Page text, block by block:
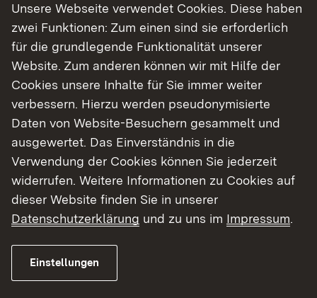
wir den Ausbau der erneuerbaren Energien
vorantreiben. Wie im Klimaschutz- und
Klimawandelanpassungsgesetz Baden-
Württemberg verankert, ist es unser Ziel, den
Treibhausgasausstoß im Vergleich zu den
Gesamtemissionen 1990 bis 2030 um mindestens
65 Prozent zu mindern und bis 2040
Klimaneutralität zu erreichen.
Die Stabsstelle „Energiewende, Windenergie und
Klimaschutz“ (StEWK) im Regierungspräsidium
Stuttgart leistet als Bündelungsstelle einen
wichtigen Beitrag, um Genehmigungsprozesse zu
optimieren und so die Energiewende zu
beschleunigen. Sie wurde zum 1. März 2022 als
Unsere Webseite verwendet Cookies. Diese haben
zwei Funktionen: Zum einen sind sie erforderlich
für die grundlegende Funktionalität unserer
Website. Zum anderen können wir mit Hilfe der
Cookies unsere Inhalte für Sie immer weiter
verbessern. Hierzu werden pseudonymisierte
Daten von Website-Besuchern gesammelt und
ausgewertet. Das Einverständnis in die
Verwendung der Cookies können Sie jederzeit
widerrufen. Weitere Informationen zu Cookies auf
dieser Website finden Sie in unserer
Datenschutzerklärung und zu uns im Impressum.
Einstellungen